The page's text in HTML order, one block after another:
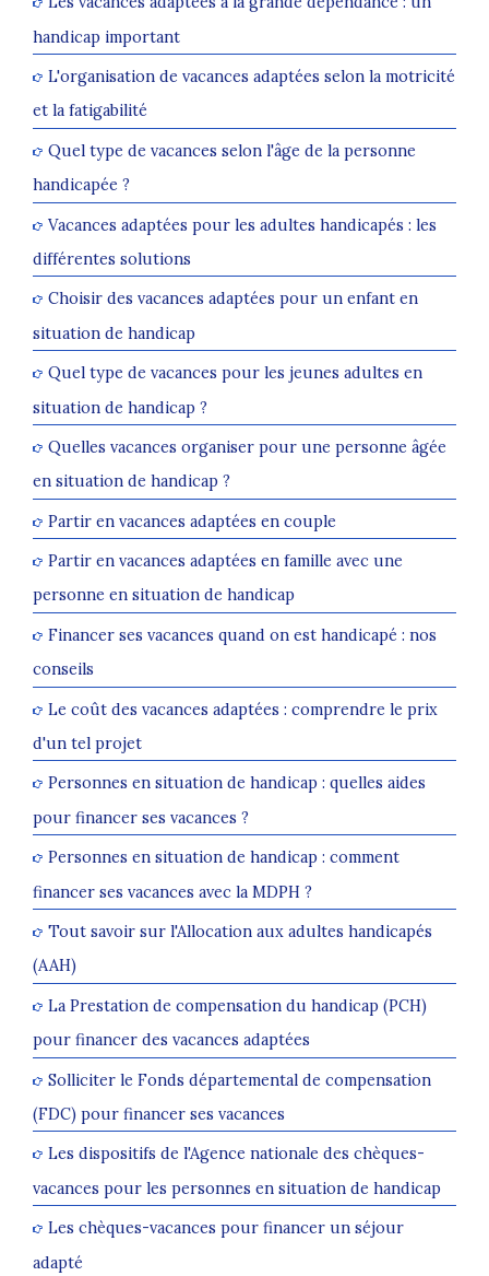
handicap important
L'organisation de vacances adaptées selon la motricité
et la fatigabilité
Quel type de vacances selon l'âge de la personne
handicapée ?
Vacances adaptées pour les adultes handicapés : les
différentes solutions
Choisir des vacances adaptées pour un enfant en
situation de handicap
Quel type de vacances pour les jeunes adultes en
situation de handicap ?
Quelles vacances organiser pour une personne âgée
en situation de handicap ?
Partir en vacances adaptées en couple
Partir en vacances adaptées en famille avec une
personne en situation de handicap
Financer ses vacances quand on est handicapé : nos
conseils
Le coût des vacances adaptées : comprendre le prix
d'un tel projet
Personnes en situation de handicap : quelles aides
pour financer ses vacances ?
Personnes en situation de handicap : comment
financer ses vacances avec la MDPH ?
Tout savoir sur l'Allocation aux adultes handicapés
(AAH)
La Prestation de compensation du handicap (PCH)
pour financer des vacances adaptées
Solliciter le Fonds départemental de compensation
(FDC) pour financer ses vacances
Les dispositifs de l'Agence nationale des chèques-
vacances pour les personnes en situation de handicap
Les chèques-vacances pour financer un séjour
adapté